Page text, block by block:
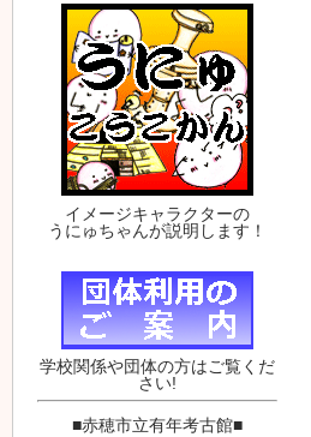
イメージキャラクターの
うにゅちゃんが説明します！
学校関係や団体の方はご覧くだ
さい!
■赤穂市立有年考古館■